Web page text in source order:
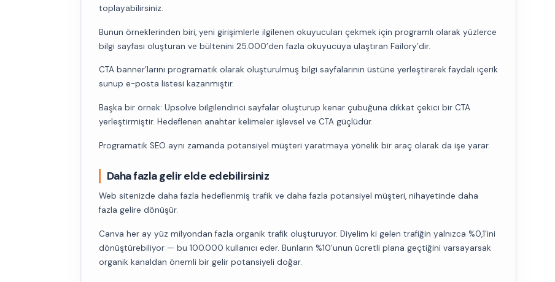
toplayabilirsiniz.
Bunun örneklerinden biri, yeni girişimlerle ilgilenen okuyucuları çekmek için programlı olarak yüzlerce
bilgi sayfası oluşturan ve bültenini 25.000’den fazla okuyucuya ulaştıran Failory’dir.
CTA banner’larını programatik olarak oluşturulmuş bilgi sayfalarının üstüne yerleştirerek faydalı içerik
sunup e-posta listesi kazanmıştır.
Başka bir örnek: Upsolve bilgilendirici sayfalar oluşturup kenar çubuğuna dikkat çekici bir CTA
yerleştirmiştir. Hedeflenen anahtar kelimeler işlevsel ve CTA güçlüdür.
Programatik SEO aynı zamanda potansiyel müşteri yaratmaya yönelik bir araç olarak da işe yarar.
Daha fazla gelir elde edebilirsiniz
Web sitenizde daha fazla hedeflenmiş trafik ve daha fazla potansiyel müşteri, nihayetinde daha
fazla gelire dönüşür.
Canva her ay yüz milyondan fazla organik trafik oluşturuyor. Diyelim ki gelen trafiğin yalnızca %0,1’ini
dönüştürebiliyor — bu 100.000 kullanıcı eder. Bunların %10’unun ücretli plana geçtiğini varsayarsak
organik kanaldan önemli bir gelir potansiyeli doğar.